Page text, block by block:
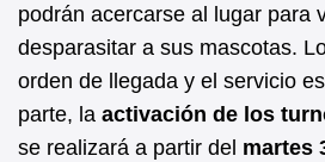
podrán acercarse al lugar para
desparasitar a sus mascotas.
orden de llegada y el servicio
parte, la activación de los
se realizará a partir del martes